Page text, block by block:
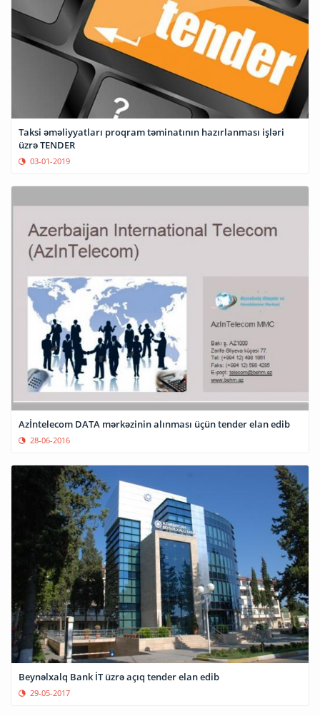
Taksi əməliyyatları proqram təminatının hazırlanması işləri
üzrə TENDER
03-01-2019
Azİntelecom DATA mərkəzinin alınması üçün tender elan edib
28-06-2016
Beynəlxalq Bank İT üzrə açıq tender elan edib
29-05-2017